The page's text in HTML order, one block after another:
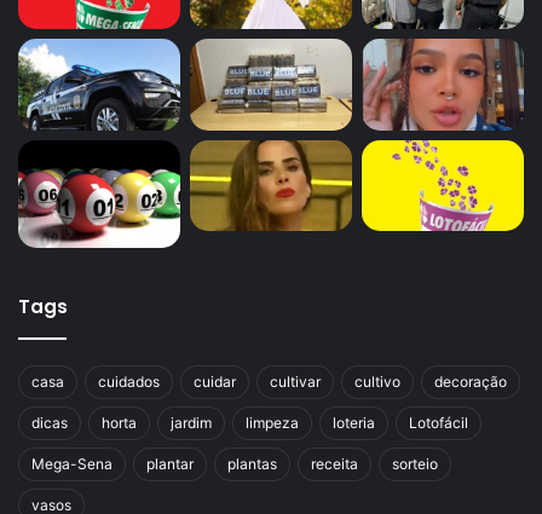
Tags
casa cuidados cuidar cultivar cultivo decoração
dicas horta jardim limpeza loteria Lotofácil
Mega-Sena plantar plantas receita sorteio
vasos